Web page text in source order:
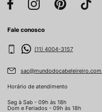
Fale conosco
(11) 4004-3157
Horário de atendimento
Seg à Sab - 09h às 18h
Dom e Feriados - 09h às 18h